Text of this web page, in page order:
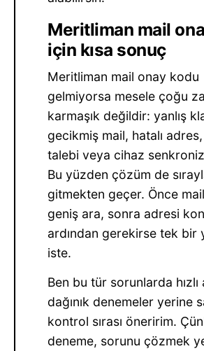
Meritliman mail
için kısa sonuç
Meritliman mail onay kodu
gelmiyorsa mesele çoğu
karmaşık değildir: yanlış
gecikmiş mail, hatalı
talebi veya cihaz
Bu yüzden çözüm de
gitmekten geçer. Önce
geniş ara, sonra adresi
ardından gerekirse tek bir
iste.
Ben bu tür sorunlarda hızlı
dağınık denemeler yerine
kontrol sırası öneririm.
deneme, sorunu çözmek